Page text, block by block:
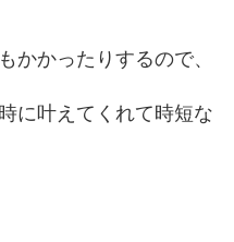
かかったりするので、
に叶えてくれて時短な